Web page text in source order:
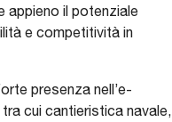
appieno il potenziale
e competitività in
presenza nell’e-
cui cantieristica navale,